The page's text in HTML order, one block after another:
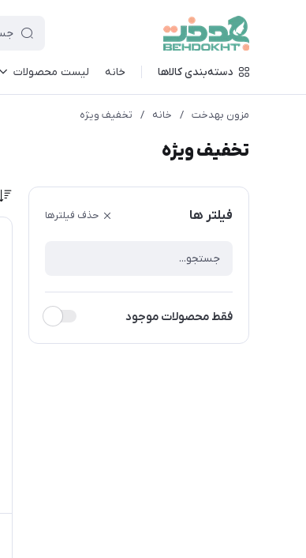
دسته‌بندی کالاها خانه لیست محصولات
مزون بهدخت / خانه / تخفیف ویژه
تخفیف ویژه
فیلتر ها حذف فیلترها
فقط محصولات موجود